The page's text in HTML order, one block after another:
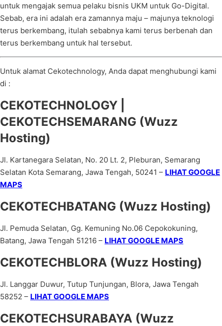
untuk mengajak semua pelaku bisnis UKM untuk Go-Digital.
Sebab, era ini adalah era zamannya maju – majunya teknologi
terus berkembang, itulah sebabnya kami terus berbenah dan
terus berkembang untuk hal tersebut.
Untuk alamat Cekotechnology, Anda dapat menghubungi kami
di :
CEKOTECHNOLOGY |
CEKOTECHSEMARANG (Wuzz
Hosting)
Jl. Kartanegara Selatan, No. 20 Lt. 2, Pleburan, Semarang
Selatan Kota Semarang, Jawa Tengah, 50241 – LIHAT GOOGLE
MAPS
CEKOTECHBATANG (Wuzz Hosting)
Jl. Pemuda Selatan, Gg. Kemuning No.06 Cepokokuning,
Batang, Jawa Tengah 51216 – LIHAT GOOGLE MAPS
CEKOTECHBLORA (Wuzz Hosting)
Jl. Langgar Duwur, Tutup Tunjungan, Blora, Jawa Tengah
58252 – LIHAT GOOGLE MAPS
CEKOTECHSURABAYA (Wuzz